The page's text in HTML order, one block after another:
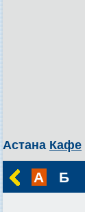
Астана Кафе
А Б